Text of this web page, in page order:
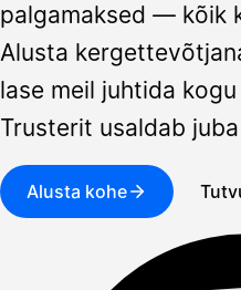
palgamaksed — kõik
Alusta
lase meil juhtida
Trusterit usaldab
Alusta kohe